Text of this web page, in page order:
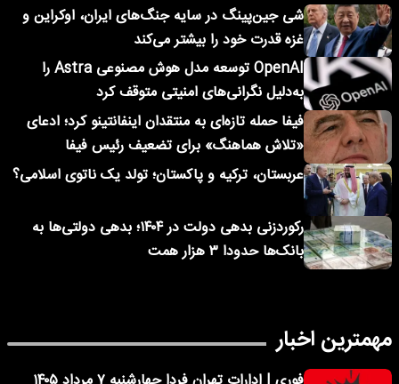
شی جین‌پینگ در سایه جنگ‌های ایران، اوکراین و
غزه قدرت خود را بیشتر می‌کند
OpenAI توسعه مدل هوش مصنوعی Astra را
به‌دلیل نگرانی‌های امنیتی متوقف کرد
فیفا حمله تازه‌ای به منتقدان اینفانتینو کرد؛ ادعای
«تلاش هماهنگ» برای تضعیف رئیس فیفا
عربستان، ترکیه و پاکستان؛ تولد یک ناتوی اسلامی؟
رکوردزنی بدهی دولت در ۱۴۰۴؛ بدهی دولتی‌ها به
بانک‌ها حدودا ۳ هزار همت
مهمترین اخبار